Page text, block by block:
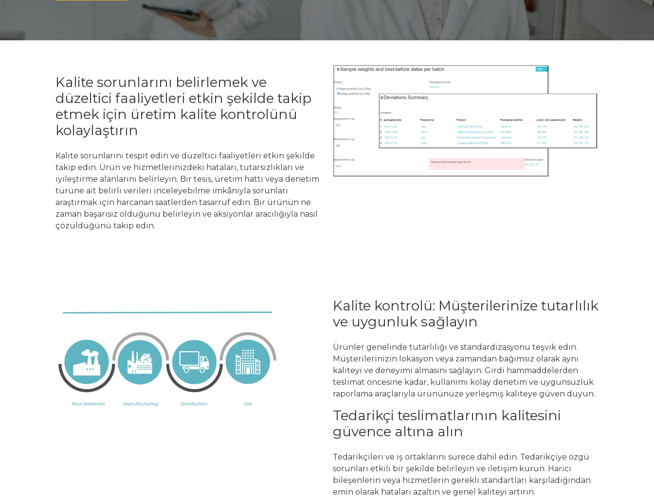
Kalite sorunlarını belirlemek ve
düzeltici faaliyetleri etkin şekilde takip
etmek için üretim kalite kontrolünü
kolaylaştırın
Kalite sorunlarını tespit edin ve düzeltici faaliyetleri etkin şekilde
takip edin. Ürün ve hizmetlerinizdeki hataları, tutarsızlıkları ve
iyileştirme alanlarını belirleyin. Bir tesis, üretim hattı veya denetim
türüne ait belirli verileri inceleyebilme imkânıyla sorunları
araştırmak için harcanan saatlerden tasarruf edin. Bir ürünün ne
zaman başarısız olduğunu belirleyin ve aksiyonlar aracılığıyla nasıl
çözüldüğünü takip edin.
Kalite kontrolü: Müşterilerinize tutarlılık
ve uygunluk sağlayın
Ürünler genelinde tutarlılığı ve standardizasyonu teşvik edin.
Müşterilerinizin lokasyon veya zamandan bağımsız olarak aynı
kaliteyi ve deneyimi almasını sağlayın. Girdi hammaddelerden
teslimat öncesine kadar, kullanımı kolay denetim ve uygunsuzluk
raporlama araçlarıyla ürününüze yerleşmiş kaliteye güven duyun.
Tedarikçi teslimatlarının kalitesini
güvence altına alın
Tedarikçileri ve iş ortaklarını sürece dahil edin. Tedarikçiye özgü
sorunları etkili bir şekilde belirleyin ve iletişim kurun. Harici
bileşenlerin veya hizmetlerin gerekli standartları karşıladığından
emin olarak hataları azaltın ve genel kaliteyi artırın.